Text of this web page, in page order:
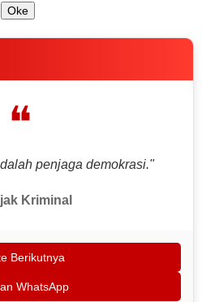
❝
penjaga demokrasi."
Kriminal
Berikutnya
WhatsApp